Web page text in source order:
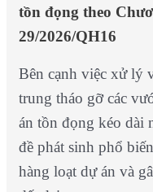
tồn đọng theo
29/2026/QH16
Bên cạnh việc xử lý
trung tháo gỡ các
án tồn đọng kéo dài
đề phát sinh phổ
hàng loạt dự án và